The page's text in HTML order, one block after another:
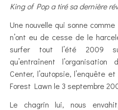
King of Pop a tiré sa dernière
Une nouvelle qui sonne
n’ont eu de cesse de le
surfer tout l’été 2009
qu’entraînent
Center, l’autopsie, l’enquête
Forest Lawn le 3 septembre
Le chagrin lui, nous